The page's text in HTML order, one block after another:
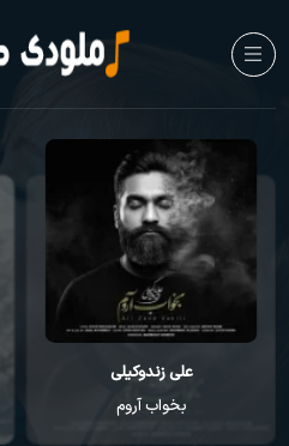
علی زندوکیلی
بخواب آروم